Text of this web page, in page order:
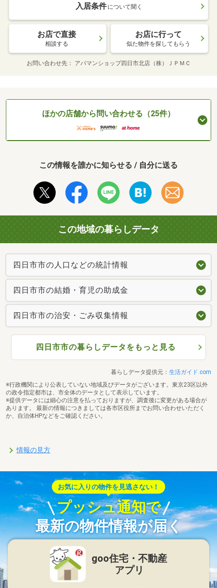
入居条件 について聞く
お店で直接
相談する
お店に行って
似た物件を探してもらう
お問い合わせ先 アパマンショップ四日市北店（株）ＪＰＭＣ
ほかの店舗から問い合わせる（25件）
この情報を誰かに知らせる / 自分に送る
この地域の暮らしデータ
四日市市の人口などの統計情報
四日市市の結婚・育児の助成金
四日市市の治安・ごみ収集情報
四日市市の暮らしデータをもっと見る
暮らしデータ提供元： 生活ガイド.com
※行政機関により公表していない地域及びデータがございます。東京23区以外
の政令指定都市は、市全体のデータとして表示しています。
※提供データには細心の注意を払っておりますが、調査後に変更がある場合が
あります。 最新の情報につきましては各市区役所までお問い合わせいただく
か、自治体HPなどをご確認ください。
情報の見方
お気に入りの物件を見逃さない！
プッシュ通知で
最新の物件情報が届く
goo住宅・不動産
アプリ